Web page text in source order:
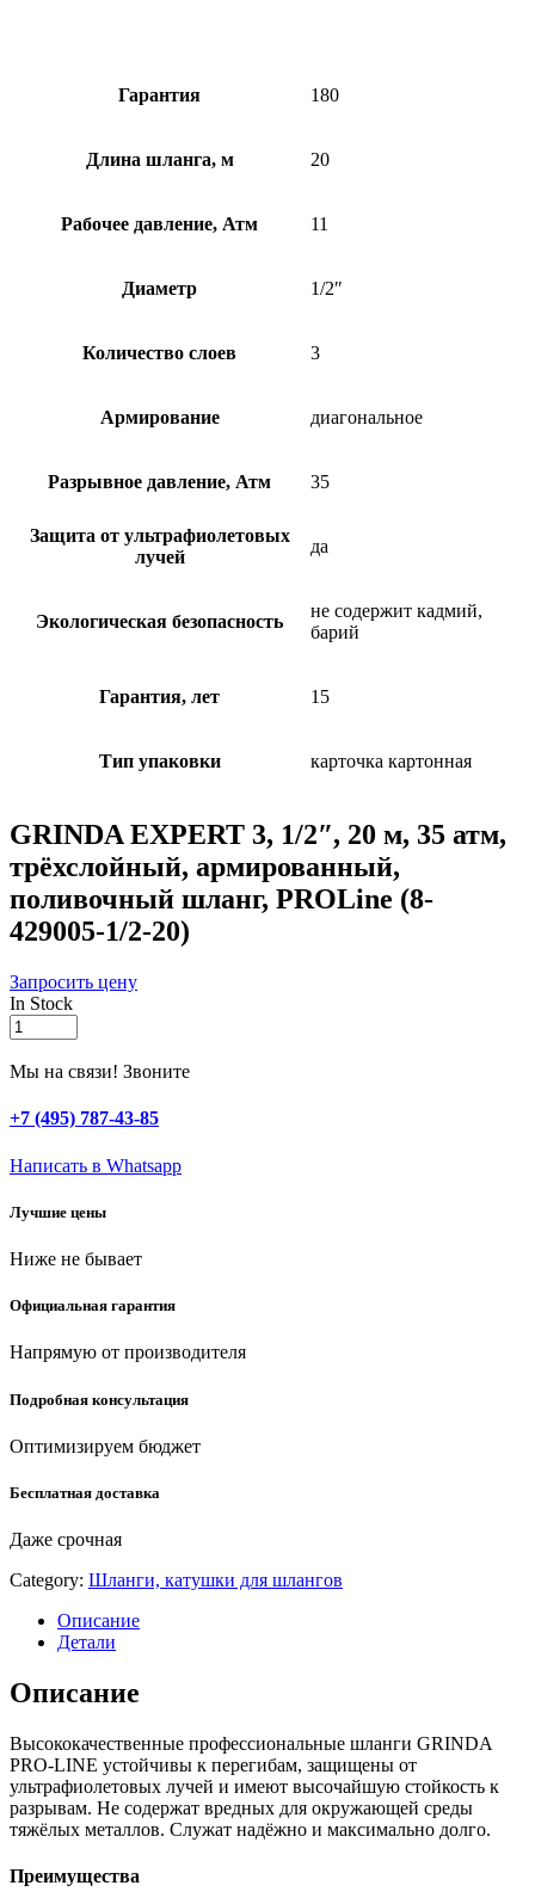
Гарантия 180
Длина шланга, м 20
Рабочее давление, Атм 11
Диаметр 1/2″
Количество слоев 3
Армирование диагональное
Разрывное давление, Атм 35
Защита от ультрафиолетовых
лучей
да
Экологическая безопасность
не содержит кадмий,
барий
Гарантия, лет 15
Тип упаковки карточка картонная
GRINDA EXPERT 3, 1/2″, 20 м, 35 атм,
трёхслойный, армированный,
поливочный шланг, PROLine (8-
429005-1/2-20)
Запросить цену
In Stock
GRINDA
EXPERT
3,
20
м,
атм,
армированный,
шланг,
(8-
1/2-
Мы на связи! Звоните
+7 (495) 787-43-85
Написать в Whatsapp
Лучшие цены
Ниже не бывает
Официальная гарантия
Напрямую от производителя
Подробная консультация
Оптимизируем бюджет
Бесплатная доставка
Даже срочная
Category: Шланги, катушки для шлангов
Описание
Детали
Описание
Высококачественные профессиональные шланги GRINDA
PRO-LINE устойчивы к перегибам, защищены от
ультрафиолетовых лучей и имеют высочайшую стойкость к
разрывам. Не содержат вредных для окружающей среды
тяжёлых металлов. Служат надёжно и максимально долго.
Преимущества